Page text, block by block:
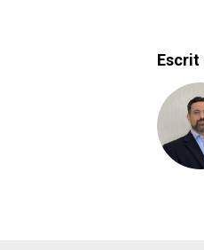
Escrit